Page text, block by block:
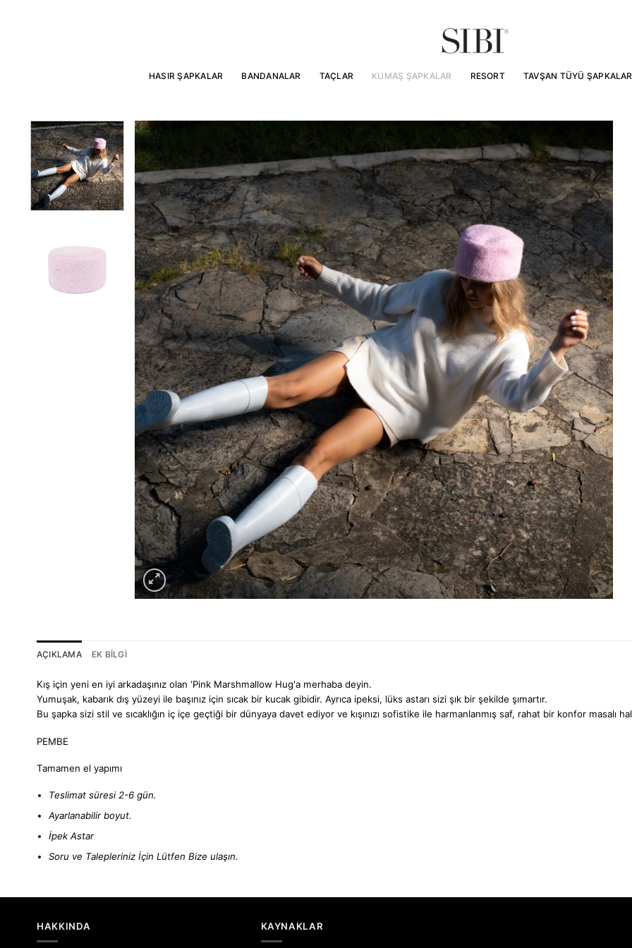
HASIR ŞAPKALAR BANDANALAR TAÇLAR KUMAŞ ŞAPKALAR RESORT TAVŞAN TÜYÜ ŞAPKALAR
AÇIKLAMA EK BILGI
Kış için yeni en iyi arkadaşınız olan ‘Pink Marshmallow Hug'a merhaba deyin.
Yumuşak, kabarık dış yüzeyi ile başınız için sıcak bir kucak gibidir. Ayrıca ipeksi, lüks astarı sizi şık bir şekilde şımartır.
Bu şapka sizi stil ve sıcaklığın iç içe geçtiği bir dünyaya davet ediyor ve kışınızı sofistike ile harmanlanmış saf, rahat bir konfor masalı
PEMBE
Tamamen el yapımı
Teslimat süresi 2-6 gün.
Ayarlanabilir boyut.
İpek Astar
Soru ve Talepleriniz İçin LütfenBize ulaşın.
HAKKINDA KAYNAKLAR